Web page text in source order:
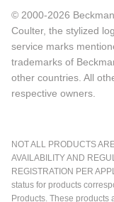
© 2000-2026
Coulter, the stylized
service marks
trademarks of
other countries. All
respective owners.
NOT ALL PRODUCTS
AVAILABILITY AND
REGISTRATION PER
status for products
Products. These products